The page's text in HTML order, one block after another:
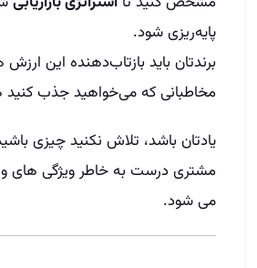
پایه‌ریزی شود.
برندتان باید بازتاب‌دهنده این ارزش‌
مخاطبانی که می‌خواهید جذب
یادتان باشد، تلاش نکنید چیزی
مشتری درست به خاطر ویژگی‌ های
می‌ شود.